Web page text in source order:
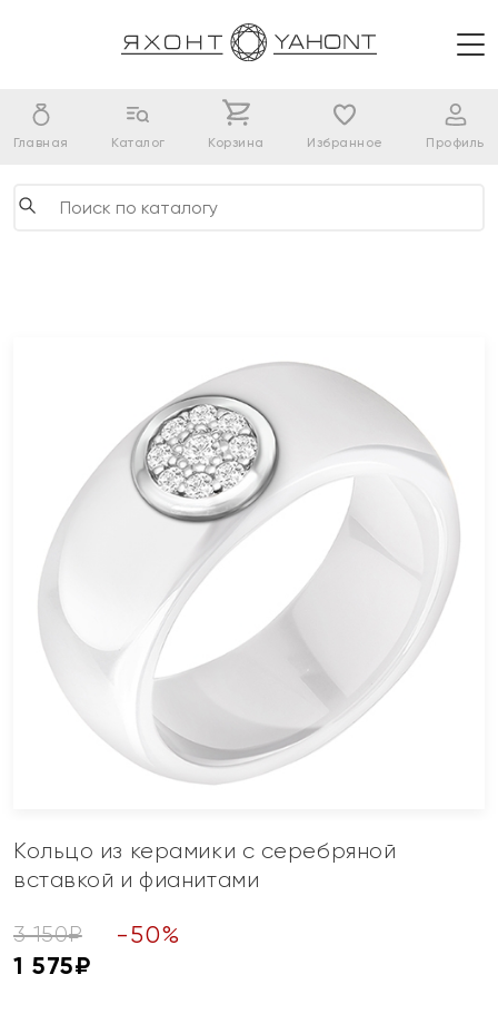
Главная Каталог Корзина Избранное Профиль
Кольцо из керамики с серебряной
вставкой и фианитами
3 150₽ -50%
1 575₽